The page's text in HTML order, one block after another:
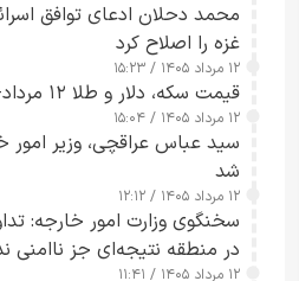
محمد دحلان ادعای توافق
غزه را اصلاح کرد
۱۲ مرداد ۱۴۰۵ / ۱۵:۲۳
قیمت سکه، دلار و طلا ۱۲ مرداد+ جدول
۱۲ مرداد ۱۴۰۵ / ۱۵:۰۴
سید عباس عراقچی، وزیر امور
شد
۱۲ مرداد ۱۴۰۵ / ۱۲:۱۲
سخنگوی وزارت امور خارجه:
در منطقه نتیجه‌ای جز ناامنی
۱۲ مرداد ۱۴۰۵ / ۱۱:۴۱